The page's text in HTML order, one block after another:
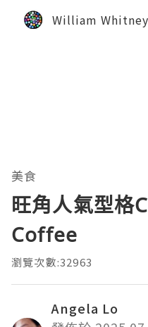
William Whitney
美食
旺角人氣型格
Coffee
瀏覽次數:32963
Angela Lo